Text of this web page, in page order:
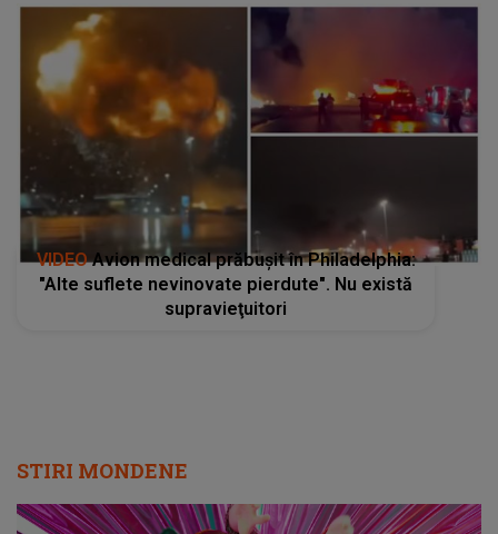
VIDEOAvion medical prăbușit în Philadelphia:
"Alte suflete nevinovate pierdute". Nu există
supravieţuitori
STIRI MONDENE